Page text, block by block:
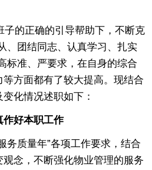
的正确的引导帮助下，不断克
、团结同志、认真学习、扎实
标准、严要求，在自身的综合
方面都有了较大提高。现结合
化情况述职如下：
好本职工作
质量年”各项工作要求，结合
念，不断强化物业管理的服务